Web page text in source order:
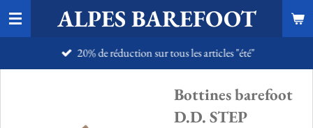
Passer
au
ALPES BAREFOOT
20% de réduction sur tous les articles "été"
Bottines barefoot
D.D. STEP